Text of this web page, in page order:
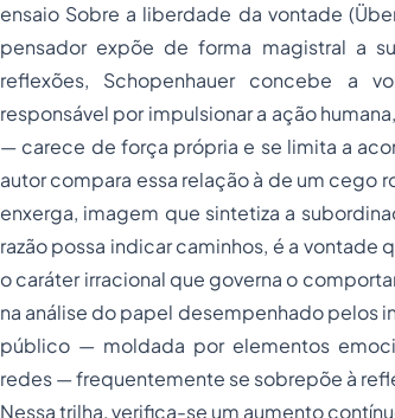
ensaio Sobre a liberdade da vontade (
pensador expõe de forma magistral a
reflexões, Schopenhauer concebe a
responsável por impulsionar a ação
— carece de força própria e se limita a
autor compara essa relação à de um cego
enxerga, imagem que sintetiza a
razão possa indicar caminhos, é a vontade
o caráter irracional que governa o
na análise do papel desempenhado pelos
público — moldada por elementos
redes — frequentemente se sobrepõe à
Nessa trilha, verifica-se um aumento